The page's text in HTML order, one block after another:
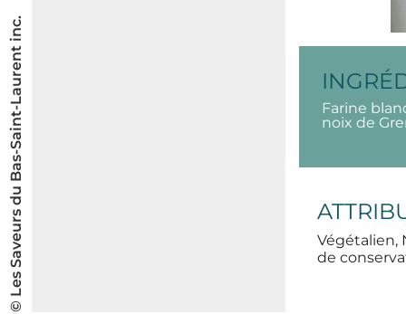
© Les Saveurs du Bas-Saint-Laurent inc.
Farine
noix de
Végétalien,
de